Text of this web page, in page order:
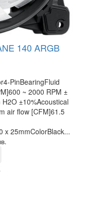
140 ARGB
PinBearingFluid
~ 2000 RPM ±
±10%Acoustical
air flow [CFM]61.5
x 25mmColorBlack...